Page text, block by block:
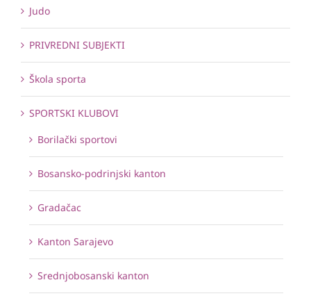
Judo
PRIVREDNI SUBJEKTI
Škola sporta
SPORTSKI KLUBOVI
Borilački sportovi
Bosansko-podrinjski kanton
Gradačac
Kanton Sarajevo
Srednjobosanski kanton